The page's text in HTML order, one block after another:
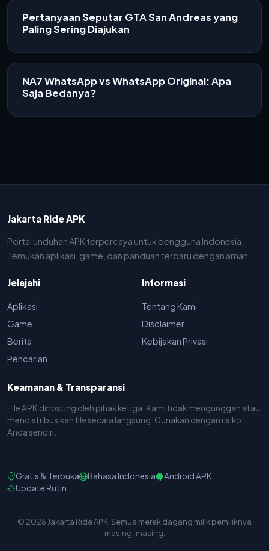
Pertanyaan Seputar GTA San Andreas yang
Paling Sering Diajukan
NA7 WhatsApp vs WhatsApp Original: Apa
Saja Bedanya?
Jakarta Ride APK
Portal unduhan APK terpercaya untuk pengguna Indonesia.
Temukan aplikasi, game, dan panduan terbaru dengan aman.
Jelajahi
Aplikasi
Game
Berita
Pencarian
Informasi
Tentang Kami
Disclaimer
Kebijakan Privasi
Keamanan & Transparansi
File APK dihosting oleh pihak ketiga. Kami tidak mengunggah atau
mendistribusikan file secara langsung. Gunakan dengan risiko
Anda sendiri.
Gratis & Terbuka Bahasa Indonesia
Android APK
Update Rutin
© 2026 Jakarta Ride APK. Semua merek dagang milik pemiliknya
masing-masing.